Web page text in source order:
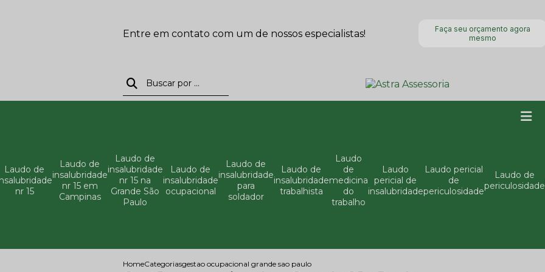
Entre em contato com um de nossos especialistas!
Faça seu orçamento agora
mesmo
Laudo de
nr 15
Laudo de
insalubridade
nr 15 em
Campinas
Laudo de
insalubridade
nr 15 na
Grande São
Paulo
Laudo de
insalubridade
ocupacional
Laudo de
insalubridade
para
soldador
Laudo de
insalubridade
trabalhista
Laudo
de
medicina
do
trabalho
Laudo
pericial de
insalubridade
Laudo pericial
de
periculosidade
Laudo de
periculosidade
HomeCategoriasgestao ocupacional grande sao paulo